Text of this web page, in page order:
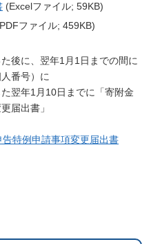
(Excelファイル; 59KB)
ファイル; 459KB)
に、翌年1月1日までの間に
番号）に
年1月10日までに「寄附金
届出書」
特例申請事項変更届出書